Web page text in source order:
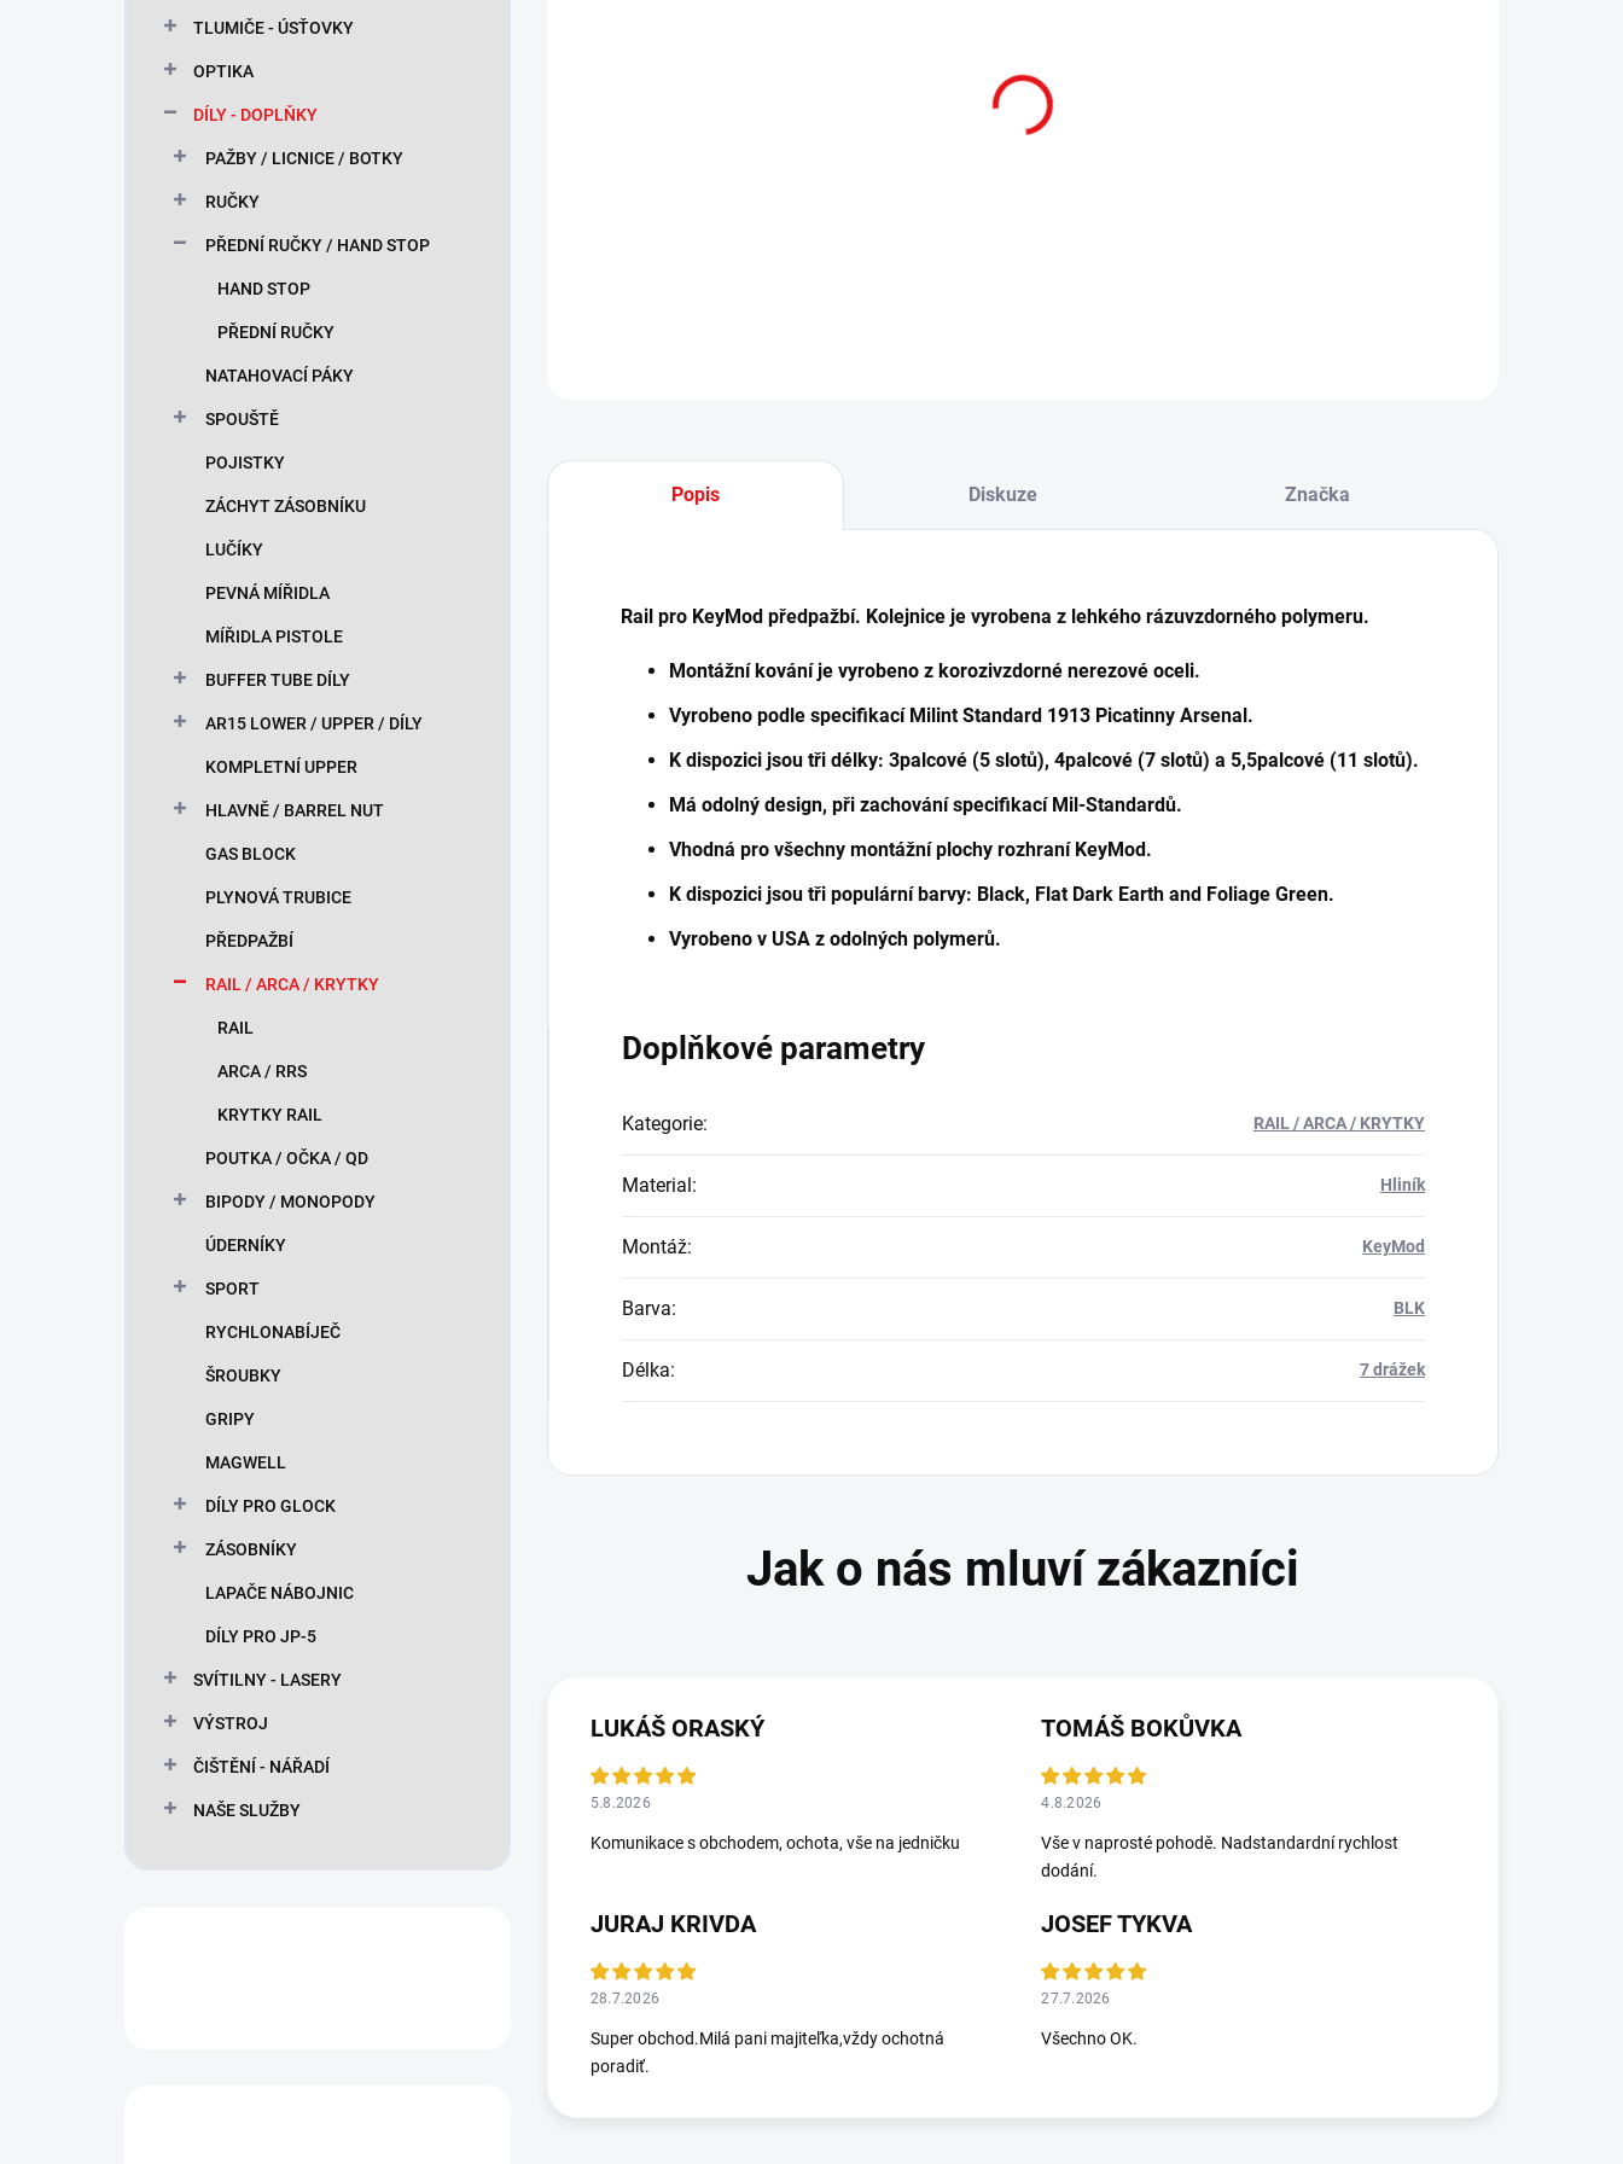
TLUMIČE - ÚSŤOVKY
OPTIKA
DÍLY - DOPLŇKY
PAŽBY / LICNICE / BOTKY
RUČKY
PŘEDNÍ RUČKY / HAND STOP
HAND STOP
PŘEDNÍ RUČKY
NATAHOVACÍ PÁKY
SPOUŠTĚ
POJISTKY
ZÁCHYT ZÁSOBNÍKU
LUČÍKY
PEVNÁ MÍŘIDLA
MÍŘIDLA PISTOLE
BUFFER TUBE DÍLY
AR15 LOWER / UPPER / DÍLY
KOMPLETNÍ UPPER
HLAVNĚ / BARREL NUT
GAS BLOCK
PLYNOVÁ TRUBICE
PŘEDPAŽBÍ
RAIL / ARCA / KRYTKY
RAIL
ARCA / RRS
KRYTKY RAIL
POUTKA / OČKA / QD
BIPODY / MONOPODY
ÚDERNÍKY
SPORT
RYCHLONABÍJEČ
ŠROUBKY
GRIPY
MAGWELL
DÍLY PRO GLOCK
ZÁSOBNÍKY
LAPAČE NÁBOJNIC
DÍLY PRO JP-5
SVÍTILNY - LASERY
VÝSTROJ
ČIŠTĚNÍ - NÁŘADÍ
NAŠE SLUŽBY
Bravo Company Manufacturing (USA)
Popis Diskuze Značka
Rail pro KeyMod předpažbí. Kolejnice je vyrobena z lehkého rázuvzdorného polymeru.
Montážní kování je vyrobeno z korozivzdorné nerezové oceli.
Vyrobeno podle specifikací Milint Standard 1913 Picatinny Arsenal.
K dispozici jsou tři délky: 3palcové (5 slotů), 4palcové (7 slotů) a 5,5palcové (11 slotů).
Má odolný design, při zachování specifikací Mil-Standardů.
Vhodná pro všechny montážní plochy rozhraní KeyMod.
K dispozici jsou tři populární barvy: Black, Flat Dark Earth and Foliage Green.
Vyrobeno v USA z odolných polymerů.
Doplňkové parametry
Kategorie: RAIL / ARCA / KRYTKY
Material: Hliník
Montáž: KeyMod
Barva: BLK
Délka: 7 drážek
LUKÁŠ ORASKÝ
5.8.2026
Komunikace s obchodem, ochota, vše na jedničku
TOMÁŠ BOKŮVKA
4.8.2026
Vše v naprosté pohodě. Nadstandardní rychlost
dodání.
JURAJ KRIVDA
28.7.2026
Super obchod.Milá pani majiteľka,vždy ochotná
poradiť.
JOSEF TYKVA
27.7.2026
Všechno OK.